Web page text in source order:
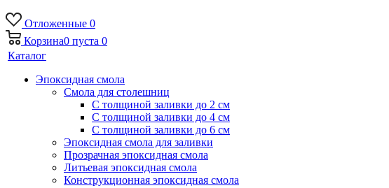
Отложенные 0
Корзина0 пуста 0
Каталог
Эпоксидная смола
Смола для столешниц
С толщиной заливки до 2 см
С толщиной заливки до 4 см
С толщиной заливки до 6 см
Эпоксидная смола для заливки
Прозрачная эпоксидная смола
Литьевая эпоксидная смола
Конструкционная эпоксидная смола